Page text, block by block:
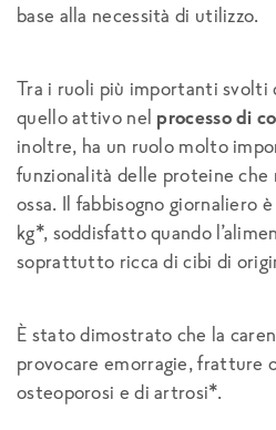
base alla necessità di utilizzo.
Tra i ruoli più importanti svolti
quello attivo nel processo di
inoltre, ha un ruolo molto
funzionalità delle proteine che
ossa. Il fabbisogno giornaliero
kg*, soddisfatto quando
soprattutto ricca di cibi di
È stato dimostrato che la
provocare emorragie, fratture
osteoporosi e di artrosi*.